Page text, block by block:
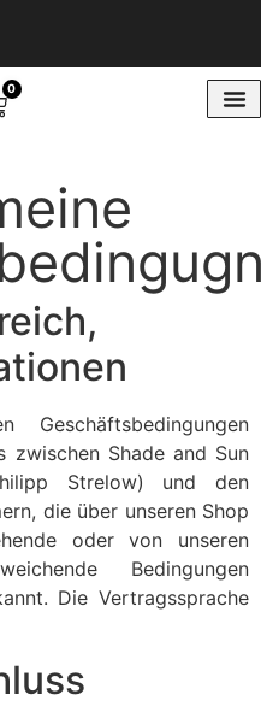
0
Geschäftsbedingungen
zwischen Shade and Sun
Strelow) und den
die über unseren Shop
oder von unseren
Bedingungen
Die Vertragssprache